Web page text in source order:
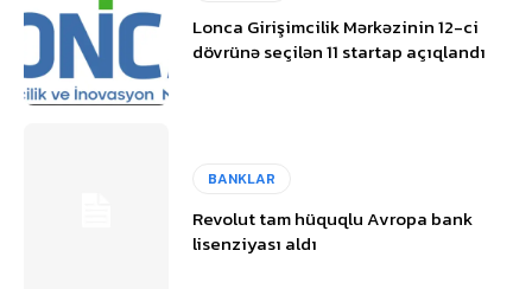
Lonca Girişimcilik Mərkəzinin 12-ci
dövrünə seçilən 11 startap açıqlandı
BANKLAR
Revolut tam hüquqlu Avropa bank
lisenziyası aldı